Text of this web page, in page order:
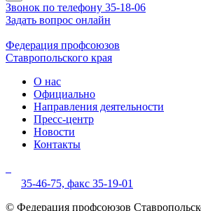
Звонок по телефону 35-18-06
Задать вопрос онлайн
Федерация профсоюзов
Ставропольского края
О нас
Официально
Направления деятельности
Пресс-центр
Новости
Контакты
35-46-75, факс 35-19-01
© Федерация профсоюзов